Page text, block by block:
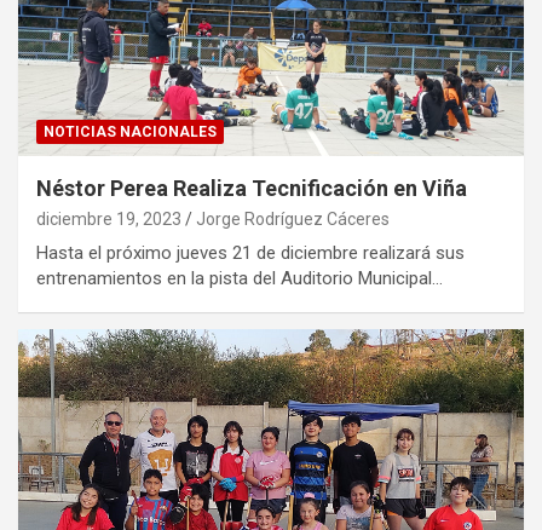
NOTICIAS NACIONALES
Néstor Perea Realiza Tecnificación en Viña
diciembre 19, 2023 Jorge Rodríguez Cáceres
Hasta el próximo jueves 21 de diciembre realizará sus
entrenamientos en la pista del Auditorio Municipal…